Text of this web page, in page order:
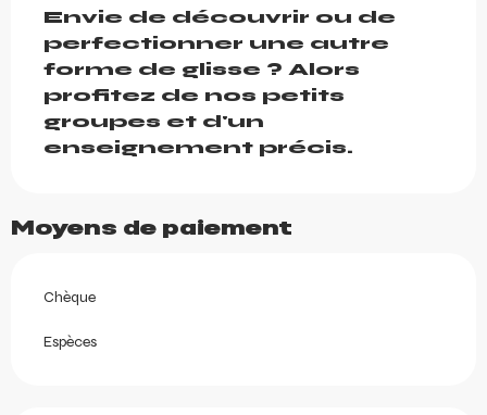
Envie de découvrir ou de
perfectionner une autre
forme de glisse ? Alors
profitez de nos petits
groupes et d'un
enseignement précis.
Moyens de paiement
Chèque
Espèces